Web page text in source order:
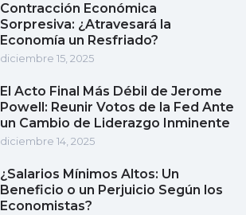
Contracción Económica
Sorpresiva: ¿Atravesará la
Economía un Resfriado?
diciembre 15, 2025
El Acto Final Más Débil de Jerome
Powell: Reunir Votos de la Fed Ante
un Cambio de Liderazgo Inminente
diciembre 14, 2025
¿Salarios Mínimos Altos: Un
Beneficio o un Perjuicio Según los
Economistas?